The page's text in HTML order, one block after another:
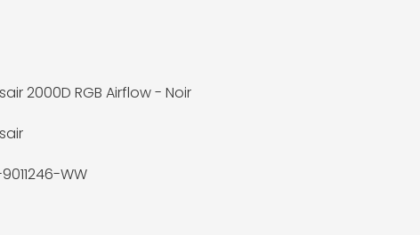
2000D RGB Airflow - Noir
WW